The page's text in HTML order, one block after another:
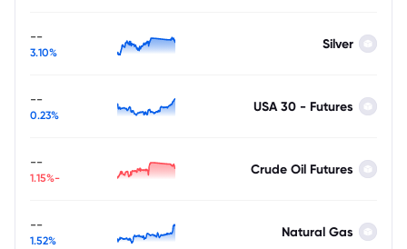
Silver
--
3.10%
USA 30 - Futures
--
0.23%
Crude Oil Futures
--
-1.15%
Natural Gas
--
1.52%